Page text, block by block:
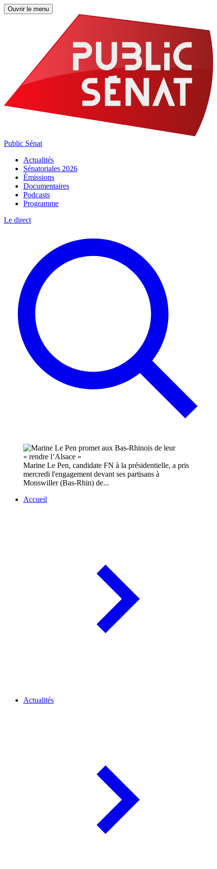
Ouvrir le menu
Public Sénat
Actualités
Sénatoriales 2026
Émissions
Documentaires
Podcasts
Programme
Le direct
Marine Le Pen, candidate FN à la présidentielle, a pris
mercredi l'engagement devant ses partisans à
Monswiller (Bas-Rhin) de...
Accueil
Actualités